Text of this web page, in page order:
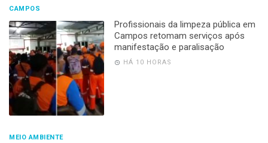
CAMPOS
Profissionais da limpeza pública em
Campos retomam serviços após
manifestação e paralisação
HÁ 10 HORAS
MEIO AMBIENTE